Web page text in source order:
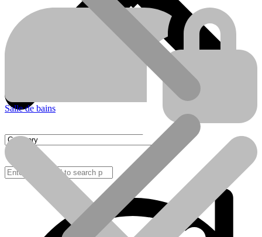
Salle de bains